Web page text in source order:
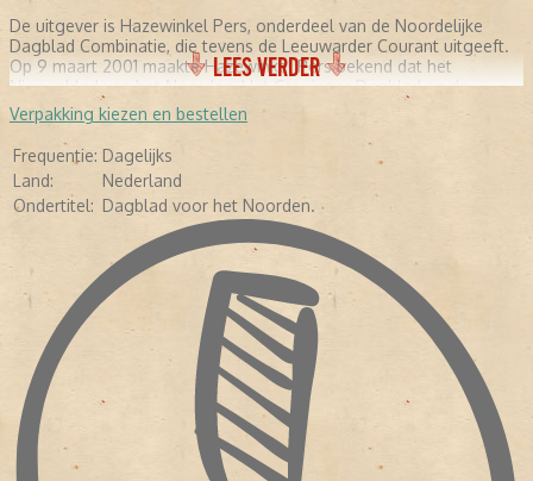
De uitgever is Hazewinkel Pers, onderdeel van de Noordelijke
Dagblad Combinatie, die tevens de Leeuwarder Courant uitgeeft.
Op 9 maart 2001 maakte Hazewinkel Pers bekend dat het
Nieuwsblad van het Noorden, Het Groninger Dagblad en de
Drentse Courant worden samengevoegd tot één ochtendblad. Op
1 april 2002 verschijnt de nieuwe krant voor het eerst onder de
naam Dagblad van het Noorden
LEES VERDER
Verpakking kiezen en bestellen
Frequentie: Dagelijks
Land:
Nederland
Ondertitel: Dagblad voor het Noorden.